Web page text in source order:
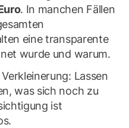
. In manchen Fällen
eine transparente
wurde und warum.
Lassen
was sich noch zu
ist